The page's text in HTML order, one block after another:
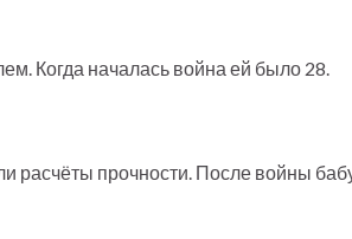
Когда началась война ей было 28.
расчёты прочности. После войны